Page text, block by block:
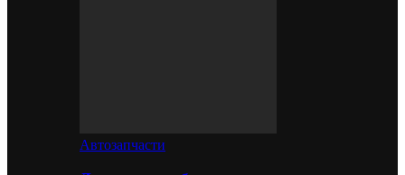
Автозапчасти